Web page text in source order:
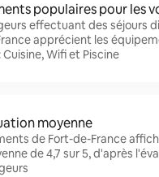
populaires pour les
effectuant des séjours
apprécient les
Cuisine, Wifi et Piscine
moyenne
de Fort-de-France
de 4,7 sur 5, d'après